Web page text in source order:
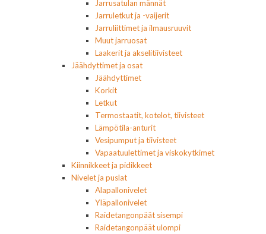
Jarrusatulan männät
Jarruletkut ja -vaijerit
Jarruliittimet ja ilmausruuvit
Muut jarruosat
Laakerit ja akselitiivisteet
Jäähdyttimet ja osat
Jäähdyttimet
Korkit
Letkut
Termostaatit, kotelot, tiivisteet
Lämpötila-anturit
Vesipumput ja tiivisteet
Vapaatuulettimet ja viskokytkimet
Kiinnikkeet ja pidikkeet
Nivelet ja puslat
Alapallonivelet
Yläpallonivelet
Raidetangonpäät sisempi
Raidetangonpäät ulompi